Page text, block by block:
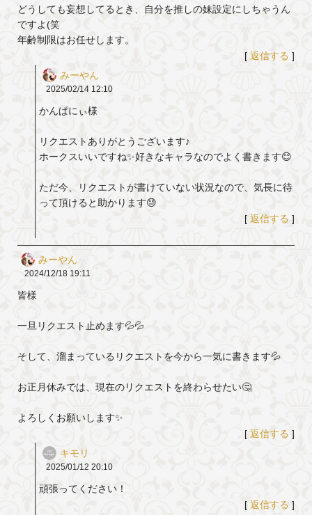
どうしても妄想してるとき、自分を推しの妹設定にしちゃうん
ですよ(笑
年齢制限はお任せします。
[ 返信する ]
みーやん
2025/02/14 12:10
かんぱにぃ様
リクエストありがとうございます♪
ホークスいいですね✨好きなキャラなのでよく書きます😊
ただ今、リクエストが書けていない状況なので、気長に待
って頂けると助かります😓
[ 返信する ]
みーやん
2024/12/18 19:11
皆様
一旦リクエスト止めます💦💦
そして、溜まっているリクエストを今から一気に書きます💦
お正月休みでは、現在のリクエストを終わらせたい🤔
よろしくお願いします✨
[ 返信する ]
キモリ
2025/01/12 20:10
頑張ってください！
[ 返信する ]